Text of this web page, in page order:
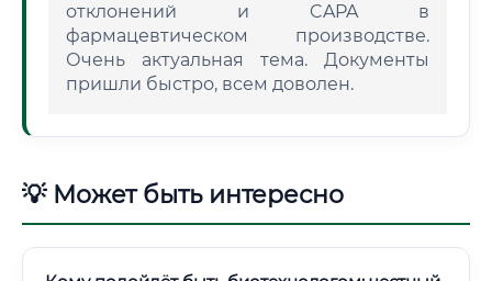
отклонений и CAPA в
фармацевтическом производстве.
Очень актуальная тема. Документы
пришли быстро, всем доволен.
💡 Может быть интересно